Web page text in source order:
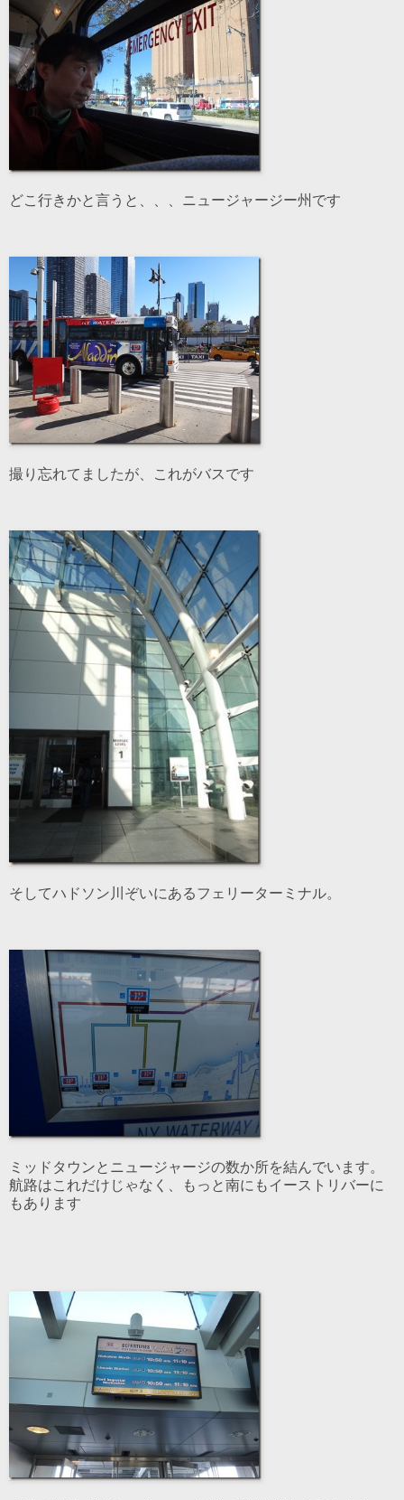
どこ行きかと言うと、、、ニュージャージー州です
撮り忘れてましたが、これがバスです
そしてハドソン川ぞいにあるフェリーターミナル。
ミッドタウンとニュージャージの数か所を結んでいます。
航路はこれだけじゃなく、もっと南にもイーストリバーに
もあります